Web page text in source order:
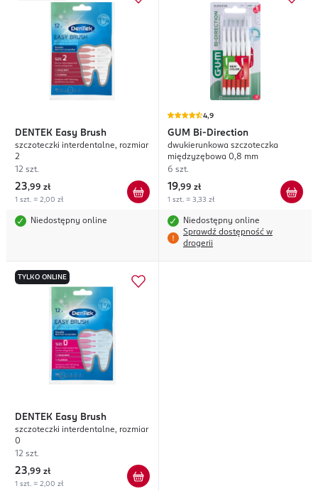
DENTEK Easy Brush
szczoteczki interdentalne, rozmiar
2
12 szt.
23,99 zł
1 szt. = 2,00 zł
Niedostępny online
4,9
GUM Bi-Direction
dwukierunkowa szczoteczka
międzyzębowa 0,8 mm
6 szt.
19,99 zł
1 szt. = 3,33 zł
Niedostępny online
Sprawdź dostępność w
drogerii
TYLKO ONLINE
DENTEK Easy Brush
szczoteczki interdentalne, rozmiar
0
12 szt.
23,99 zł
1 szt. = 2,00 zł